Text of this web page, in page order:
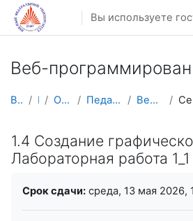
Перейти к основному содержанию
Вы используете
Веб-
В начало Курсы Осенний семестр Педагогическое образование Веб-программирование
1.4 Создание
Лабораторная работа 1_1
Срок сдачи: среда, 13 мая 2026,